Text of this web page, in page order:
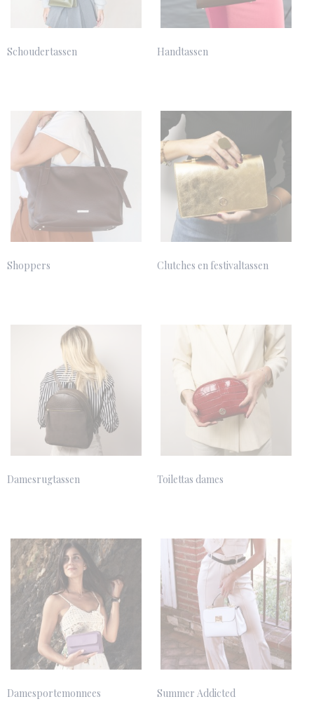
Schoudertassen Handtassen
Shoppers Clutches en festivaltassen
Damesrugtassen Toilettas dames
Damesportemonnees Summer Addicted